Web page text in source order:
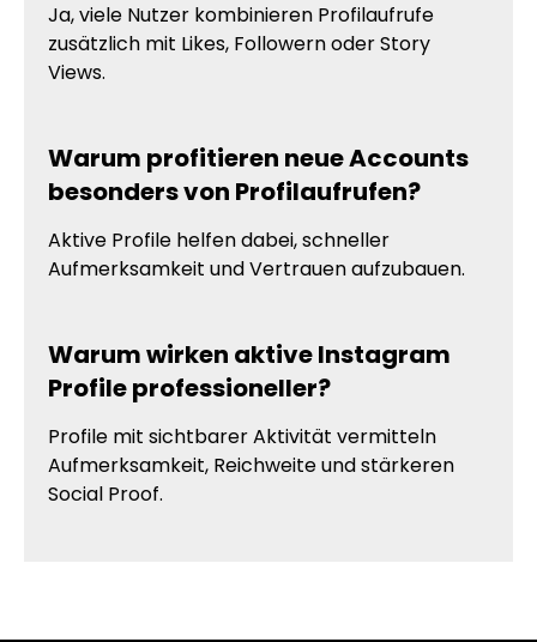
Ja, viele Nutzer kombinieren Profilaufrufe
zusätzlich mit Likes, Followern oder Story
Views.
Warum profitieren neue Accounts
besonders von Profilaufrufen?
Aktive Profile helfen dabei, schneller
Aufmerksamkeit und Vertrauen aufzubauen.
Warum wirken aktive Instagram
Profile professioneller?
Profile mit sichtbarer Aktivität vermitteln
Aufmerksamkeit, Reichweite und stärkeren
Social Proof.